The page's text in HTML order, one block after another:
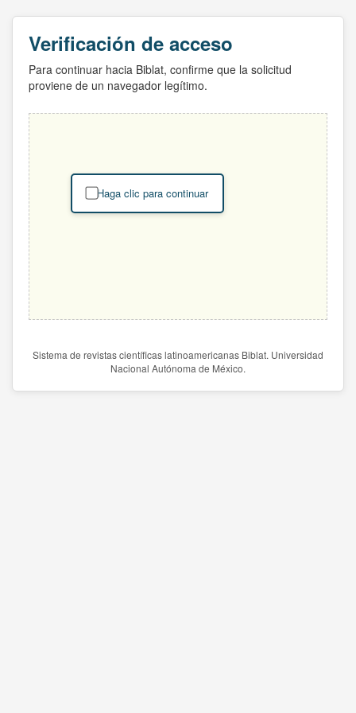
Verificación de acceso
Para continuar hacia Biblat, confirme que la solicitud
proviene de un navegador legítimo.
Haga clic para continuar
Sistema de revistas científicas latinoamericanas Biblat. Universidad
Nacional Autónoma de México.